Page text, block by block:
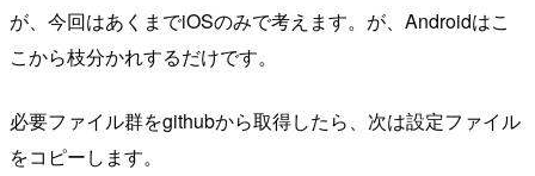
が、今回はあくまでiOSのみで考えます。が、Androidはこ
こから枝分かれするだけです。
必要ファイル群をgithubから取得したら、次は設定ファイル
をコピーします。